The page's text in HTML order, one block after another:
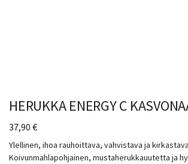
HERUKKA ENERGY C
37,90 €
Ylellinen, ihoa rauhoittava, vahvistava ja
Koivunmahlapohjainen, mustaherukkauutetta ja